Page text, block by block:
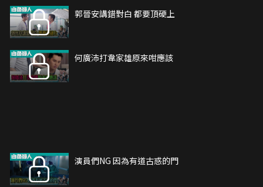
郭晉安講錯對白 都要頂硬上
何廣沛打韋家雄原來咁應該
演員們NG 因為有道古惑的門